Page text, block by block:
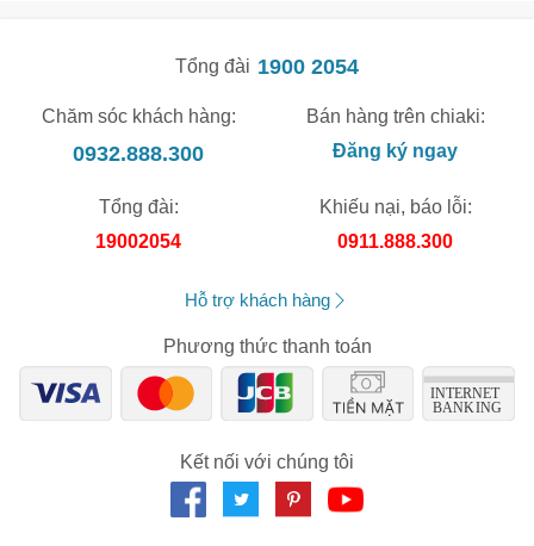
Tổng đài 1900 2054
Chăm sóc khách hàng:
0932.888.300
Bán hàng trên chiaki:
Đăng ký ngay
Tổng đài:
19002054
Khiếu nại, báo lỗi:
0911.888.300
Hỗ trợ khách hàng
Phương thức thanh toán
Kết nối với chúng tôi